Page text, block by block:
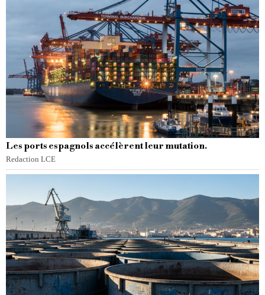
Les ports espagnols accélèrent leur mutation.
Redaction LCE